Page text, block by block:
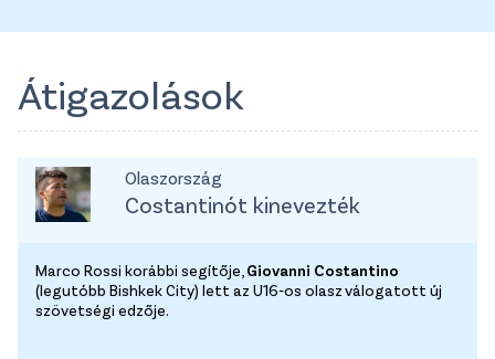
Átigazolások
Olaszország
Costantinót kinevezték
Marco Rossi korábbi segítője, Giovanni Costantino
(legutóbb Bishkek City) lett az U16-os olasz válogatott új
szövetségi edzője.